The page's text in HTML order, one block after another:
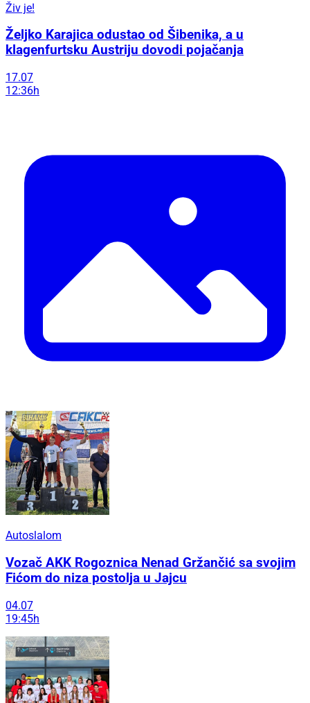
Živ je!
Željko Karajica odustao od Šibenika, a u
klagenfurtsku Austriju dovodi pojačanja
17.07
12:36h
Autoslalom
Vozač AKK Rogoznica Nenad Gržančić sa svojim
Fićom do niza postolja u Jajcu
04.07
19:45h